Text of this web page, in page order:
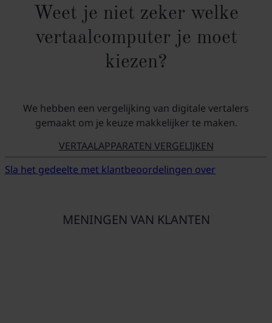
Weet je niet zeker welke
vertaalcomputer je moet
kiezen?
We hebben een vergelijking van digitale vertalers
gemaakt om je keuze makkelijker te maken.
VERTAALAPPARATEN VERGELIJKEN
Sla het gedeelte met klantbeoordelingen over
MENINGEN VAN KLANTEN